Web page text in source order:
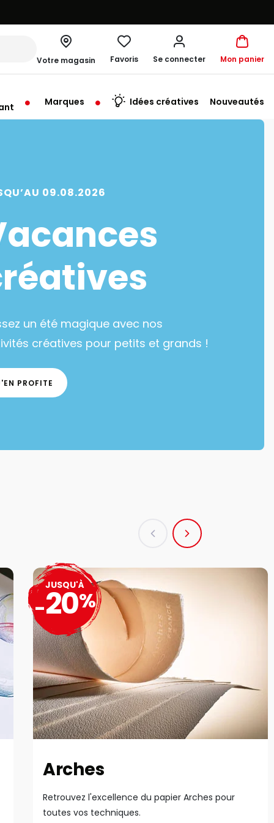
Votre magasin
à 19:30
Favoris Se connecter Mon panier
Marques Idées créatives Nouveautés
09.08.2026
un été magique avec nos
créatives pour petits et grands !
PROFITE
Arches
Retrouvez l'excellence du papier Arches pour
toutes vos techniques.
JUSQU'À
-20%